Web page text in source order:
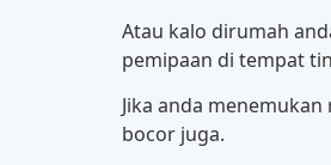
Atau kalo dirumah
pemipaan di tempat
Jika anda
bocor juga.